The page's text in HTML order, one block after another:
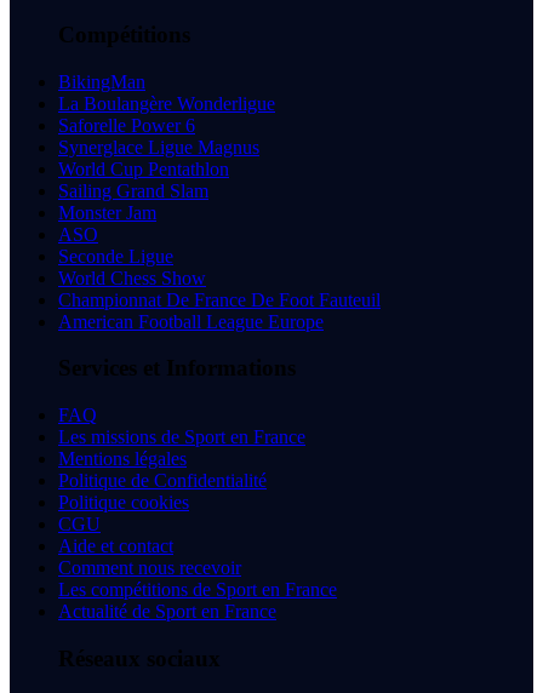
Compétitions
BikingMan
La Boulangère Wonderligue
Saforelle Power 6
Synerglace Ligue Magnus
World Cup Pentathlon
Sailing Grand Slam
Monster Jam
ASO
Seconde Ligue
World Chess Show
Championnat De France De Foot Fauteuil
American Football League Europe
Services et Informations
FAQ
Les missions de Sport en France
Mentions légales
Politique de Confidentialité
Politique cookies
CGU
Aide et contact
Comment nous recevoir
Les compétitions de Sport en France
Actualité de Sport en France
Réseaux sociaux